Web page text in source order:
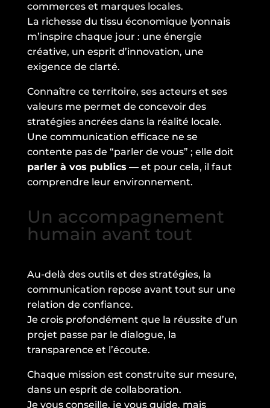
commerces et marques locales.
La richesse du tissu économique lyonnais
m’inspire chaque jour : une énergie
créative, un esprit d’innovation, une
exigence de clarté.
Connaître ce territoire, ses acteurs et ses
valeurs me permet de concevoir des
stratégies ancrées dans la réalité locale.
Une communication efficace ne se
contente pas de “parler de vous” ; elle doit
parler à vos publics — et pour cela, il faut
comprendre leur environnement.
Un accompagnement
humain avant tout
Au-delà des outils et des stratégies, la
communication repose avant tout sur une
relation de confiance.
Je crois profondément que la réussite d’un
projet passe par le dialogue, la
transparence et l’écoute.
Chaque mission est construite sur mesure,
dans un esprit de collaboration.
Je vous conseille, je vous guide, mais